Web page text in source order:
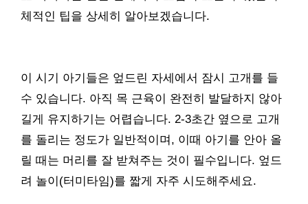
체적인 팁을 상세히 알아보겠습니다.
이 시기 아기들은 엎드린 자세에서 잠시 고개를 들
수 있습니다. 아직 목 근육이 완전히 발달하지 않아
길게 유지하기는 어렵습니다. 2-3초간 옆으로 고개
를 돌리는 정도가 일반적이며, 이때 아기를 안아 올
릴 때는 머리를 잘 받쳐주는 것이 필수입니다. 엎드
려 놀이(터미타임)를 짧게 자주 시도해주세요.